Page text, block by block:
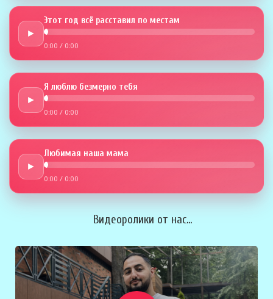
►
Этот год всё расставил по местам
0:00 / 0:00
►
Я люблю безмерно тебя
0:00 / 0:00
►
Любимая наша мама
0:00 / 0:00
Видеоролики от нас...